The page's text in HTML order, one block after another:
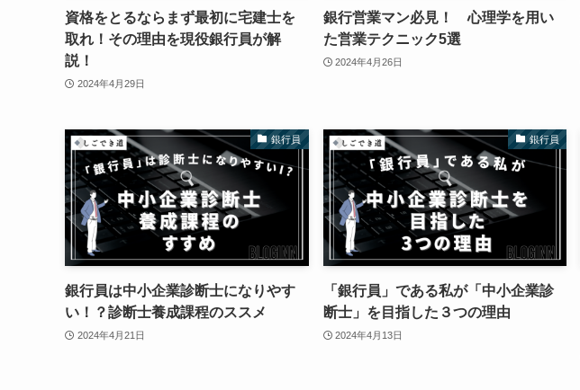
資格をとるならまず最初に宅建士を
取れ！その理由を現役銀行員が解
説！
2024年4月29日
銀行営業マン必見！ 心理学を用い
た営業テクニック5選
2024年4月26日
銀行員
銀行員は中小企業診断士になりやす
い！？診断士養成課程のススメ
2024年4月21日
銀行員
「銀行員」である私が「中小企業診
断士」を目指した３つの理由
2024年4月13日